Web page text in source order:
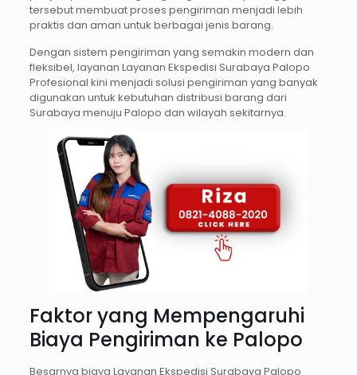
tersebut membuat proses pengiriman menjadi lebih
praktis dan aman untuk berbagai jenis barang.
Dengan sistem pengiriman yang semakin modern dan
fleksibel, layanan Layanan Ekspedisi Surabaya Palopo
Profesional kini menjadi solusi pengiriman yang banyak
digunakan untuk kebutuhan distribusi barang dari
Surabaya menuju Palopo dan wilayah sekitarnya.
Faktor yang Mempengaruhi
Biaya Pengiriman ke Palopo
Besarnya biaya Layanan Ekspedisi Surabaya Palopo